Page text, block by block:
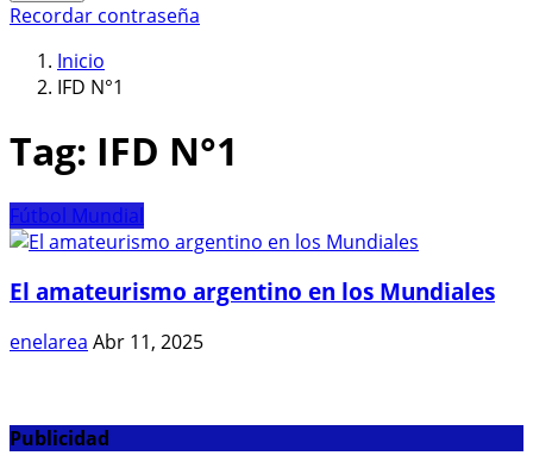
Recordar contraseña
Inicio
IFD N°1
Tag: IFD N°1
Fútbol Mundial
El amateurismo argentino en los Mundiales
enelarea Abr 11, 2025
Publicidad